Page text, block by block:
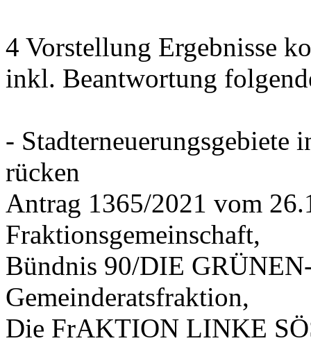
4 Vorstellung Ergebnisse
inkl. Beantwortung
- Stadterneuerungsgebiete
rücken
Antrag 1365/2021 vom
Fraktionsgemeinschaft,
Bündnis 90/DIE
Gemeinderatsfraktion,
Die FrAKTION LINKE